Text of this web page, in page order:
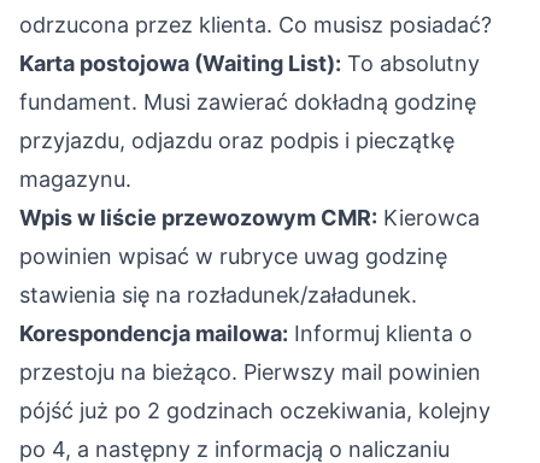
odrzucona przez klienta. Co musisz posiadać?
Karta postojowa (Waiting List): To absolutny
fundament. Musi zawierać dokładną godzinę
przyjazdu, odjazdu oraz podpis i pieczątkę
magazynu.
Wpis w liście przewozowym CMR: Kierowca
powinien wpisać w rubryce uwag godzinę
stawienia się na rozładunek/załadunek.
Korespondencja mailowa: Informuj klienta o
przestoju na bieżąco. Pierwszy mail powinien
pójść już po 2 godzinach oczekiwania, kolejny
po 4, a następny z informacją o naliczaniu